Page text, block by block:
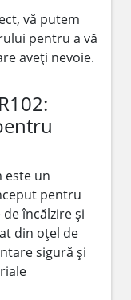
vă putem
pentru a vă
aveți nevoie.
este un
pentru
încălzire și
din oțel de
sigură și